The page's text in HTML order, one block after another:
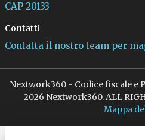
CAP 20133
Contatti
Contatta il nostro team per
Nextwork360 - Codice fiscale e
2026 Nextwork360. ALL
Mappa